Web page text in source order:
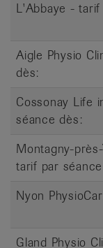
L'Abbaye -
Aigle Physio
dès:
Cossonay Life
séance dès:
Montagny-
tarif par
Nyon
Gland Physio